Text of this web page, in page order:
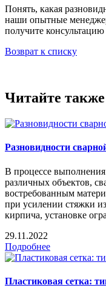
Понять, какая
наши опытные
получите
Возврат к списку
Читайте также
Разновидности
В процессе
различных объектов,
востребованным
при усилении стяжки
кирпича, установке
29.11.2022
Подробнее
Пластиковая сетка: